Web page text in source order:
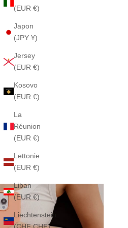
(EUR €)
Japon
(JPY ¥)
Jersey
(EUR €)
Kosovo
(EUR €)
La
Réunion
(EUR €)
Lettonie
(EUR €)
Liban
(EUR €)
Liechtenstein